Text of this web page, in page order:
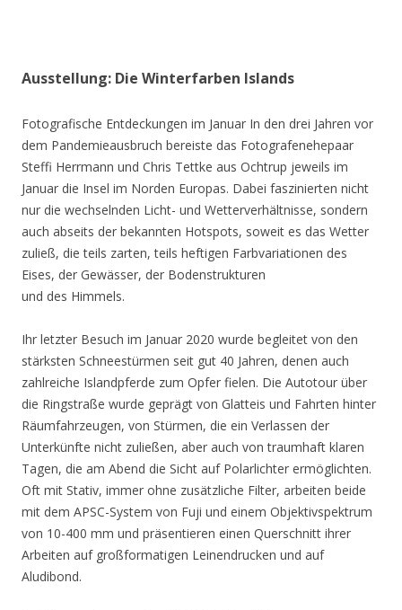
Ausstellung: Die Winterfarben Islands
Fotografische Entdeckungen im Januar In den drei Jahren vor
dem Pandemieausbruch bereiste das Fotografenehepaar
Steffi Herrmann und Chris Tettke aus Ochtrup jeweils im
Januar die Insel im Norden Europas. Dabei faszinierten nicht
nur die wechselnden Licht- und Wetterverhältnisse, sondern
auch abseits der bekannten Hotspots, soweit es das Wetter
zuließ, die teils zarten, teils heftigen Farbvariationen des
Eises, der Gewässer, der Bodenstrukturen
und des Himmels.
Ihr letzter Besuch im Januar 2020 wurde begleitet von den
stärksten Schneestürmen seit gut 40 Jahren, denen auch
zahlreiche Islandpferde zum Opfer fielen. Die Autotour über
die Ringstraße wurde geprägt von Glatteis und Fahrten hinter
Räumfahrzeugen, von Stürmen, die ein Verlassen der
Unterkünfte nicht zuließen, aber auch von traumhaft klaren
Tagen, die am Abend die Sicht auf Polarlichter ermöglichten.
Oft mit Stativ, immer ohne zusätzliche Filter, arbeiten beide
mit dem APSC-System von Fuji und einem Objektivspektrum
von 10-400 mm und präsentieren einen Querschnitt ihrer
Arbeiten auf großformatigen Leinendrucken und auf
Aludibond.